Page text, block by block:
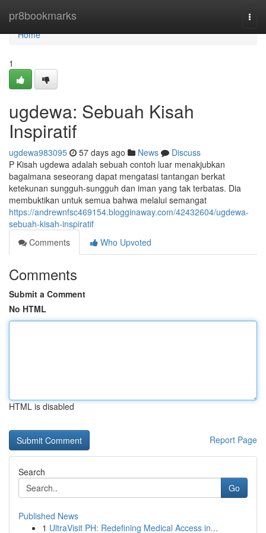
pr8bookmarks
Home
Home
1
ugdewa: Sebuah Kisah
Inspiratif
ugdewa983095 57 days ago News
Discuss
P Kisah ugdewa adalah sebuah contoh luar menakjubkan
bagaimana seseorang dapat mengatasi tantangan berkat
ketekunan sungguh-sungguh dan iman yang tak terbatas. Dia
membuktikan untuk semua bahwa melalui semangat
https://andrewnfsc469154.blogginaway.com/42432604/ugdewa-
sebuah-kisah-inspiratif
Comments
Who Upvoted
Comments
Submit a Comment
No HTML
HTML is disabled
Report Page
Search
Go
Published News
1 UltraVisit PH: Redefining Medical Access in...